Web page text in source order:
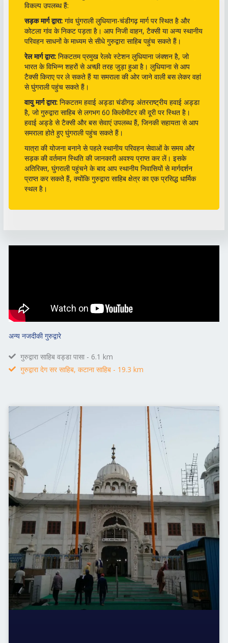
विकल्प उपलब्ध हैं:
सड़क मार्ग द्वारा: गांव घुंगराली लुधियाना-चंडीगढ़ मार्ग पर स्थित है और
कोटला गांव के निकट पड़ता है। आप निजी वाहन, टैक्सी या अन्य स्थानीय
परिवहन साधनों के माध्यम से सीधे गुरुद्वारा साहिब पहुंच सकते हैं।
रेल मार्ग द्वारा: निकटतम प्रमुख रेलवे स्टेशन लुधियाना जंक्शन है, जो
भारत के विभिन्न शहरों से अच्छी तरह जुड़ा हुआ है। लुधियाना से आप
टैक्सी किराए पर ले सकते हैं या समराला की ओर जाने वाली बस लेकर वहां
से घुंगराली पहुंच सकते हैं।
वायु मार्ग द्वारा: निकटतम हवाई अड्डा चंडीगढ़ अंतरराष्ट्रीय हवाई अड्डा
है, जो गुरुद्वारा साहिब से लगभग 60 किलोमीटर की दूरी पर स्थित है।
हवाई अड्डे से टैक्सी और बस सेवाएं उपलब्ध हैं, जिनकी सहायता से आप
समराला होते हुए घुंगराली पहुंच सकते हैं।
यात्रा की योजना बनाने से पहले स्थानीय परिवहन सेवाओं के समय और
सड़क की वर्तमान स्थिति की जानकारी अवश्य प्राप्त कर लें। इसके
अतिरिक्त, घुंगराली पहुंचने के बाद आप स्थानीय निवासियों से मार्गदर्शन
प्राप्त कर सकते हैं, क्योंकि गुरुद्वारा साहिब क्षेत्र का एक प्रसिद्ध धार्मिक
स्थल है।
अन्य नजदीकी गुरुद्वारे
गुरुद्वारा साहिब वड्डा पासा - 6.1 km
गुरुद्वारा देग सर साहिब, कटाना साहिब - 19.3 km